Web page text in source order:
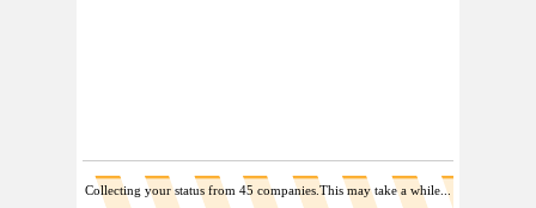
Collecting your status from 32 companies.This may take a while...